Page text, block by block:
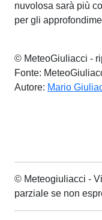
nuvolosa sarà più
per gli
© MeteoGiuliacci -
Fonte:
Autore: Mario
© Meteogiuliacci -
parziale se non